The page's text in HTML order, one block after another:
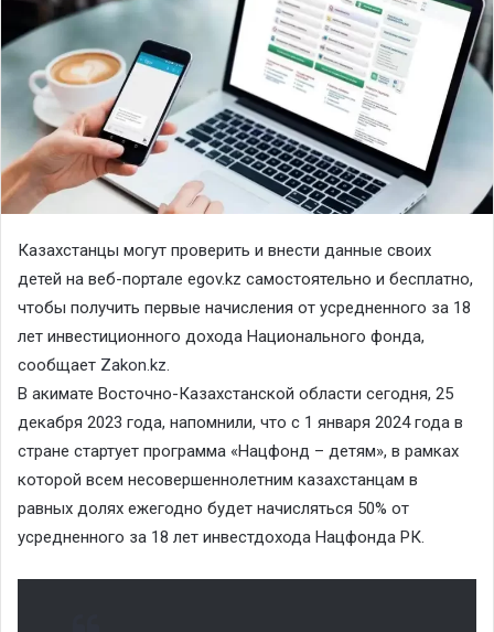
Казахстанцы могут проверить и внести данные своих
детей на веб-портале egov.kz самостоятельно и бесплатно,
чтобы получить первые начисления от усредненного за 18
лет инвестиционного дохода Национального фонда,
сообщает Zakon.kz.
В акимате Восточно-Казахстанской области сегодня, 25
декабря 2023 года, напомнили, что с 1 января 2024 года в
стране стартует программа «Нацфонд – детям», в рамках
которой всем несовершеннолетним казахстанцам в
равных долях ежегодно будет начисляться 50% от
усредненного за 18 лет инвестдохода Нацфонда РК.